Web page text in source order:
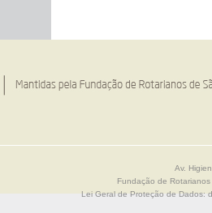
Av.
Fundação de
Lei Geral de Proteção de Dados: